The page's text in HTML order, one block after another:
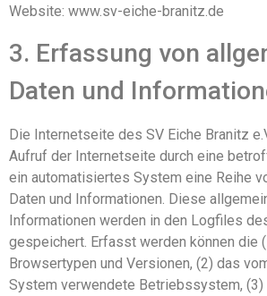
Website: www.sv-eiche-branitz.de
3. Erfassung von
Daten und
Die Internetseite des SV Eiche Branitz
Aufruf der Internetseite durch eine
ein automatisiertes System eine Reihe
Daten und Informationen. Diese
Informationen werden in den Logfiles
gespeichert. Erfasst werden können die
Browsertypen und Versionen, (2) das
System verwendete Betriebssystem,